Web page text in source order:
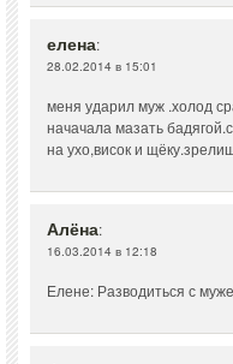
елена:
28.02.2014 в 15:01
меня ударил муж .холод
начачала мазать
на ухо,висок и
Алёна:
16.03.2014 в 12:18
Елене: Разводиться с